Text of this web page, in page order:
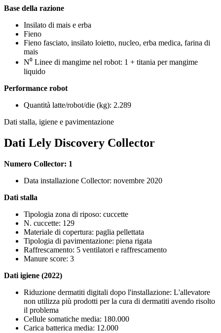
Base della razione
Insilato di mais e erba
Fieno
Fieno fasciato, insilato loietto, nucleo, erba medica, farina di
mais
N⁰ Linee di mangime nel robot: 1 + titania per mangime
liquido
Performance robot
Quantità latte/robot/die (kg): 2.289
Dati stalla, igiene e pavimentazione
Dati Lely Discovery Collector
Numero Collector: 1
Data installazione Collector: novembre 2020
Dati stalla
Tipologia zona di riposo: cuccette
N. cuccette: 129
Materiale di copertura: paglia pellettata
Tipologia di pavimentazione: piena rigata
Raffrescamento: 5 ventilatori e raffrescamento
Manure score: 3
Dati igiene (2022)
Riduzione dermatiti digitali dopo l'installazione: L'allevatore
non utilizza più prodotti per la cura di dermatiti avendo risolto
il problema
Cellule somatiche media: 180.000
Carica batterica media: 12.000